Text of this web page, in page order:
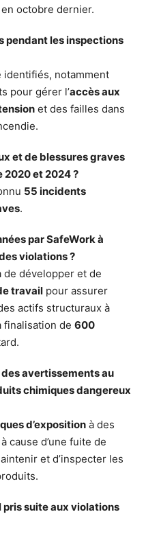
octobre dernier.
pendant les inspections
notamment
pour gérer l’accès aux
et des failles dans
et de blessures graves
2020 et 2024 ?
55 incidents
.
par SafeWork à
violations ?
de développer et de
travail pour assurer
actifs structuraux à
finalisation de 600
avertissements au
chimiques dangereux
d’exposition à des
cause d’une fuite de
et d’inspecter les
suite aux violations